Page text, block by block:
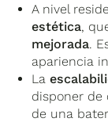
A nivel
estética,
mejorada.
apariencia
La
disponer de
de una